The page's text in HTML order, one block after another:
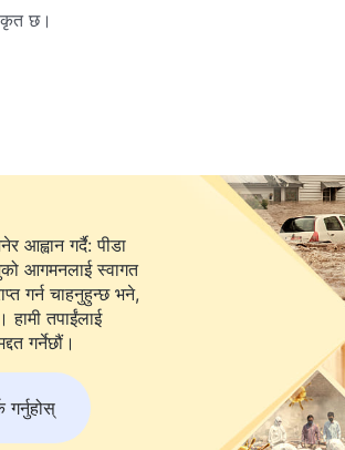
छ।
भरिएर पोखिन्छन्।
सुरु भएको छ।
न्याय र शुद्धीकरण स्वीकार गर्छन्।
भएर जान सक्छौं।
आह्वान गर्दै: पीडा
आगमनलाई स्वागत
गर्न चाहनुहुन्छ भने,
गर्नेछौं।
गर्नुहोस्